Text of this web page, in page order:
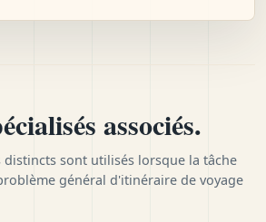
associés.
distincts sont utilisés lorsque la tâche
général d'itinéraire de voyage